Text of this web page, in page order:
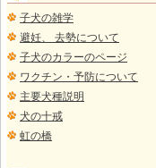
子犬の雑学
避妊、 去勢について
子犬のカラーのページ
ワクチン・予防について
主要犬種説明
犬の十戒
虹の橋